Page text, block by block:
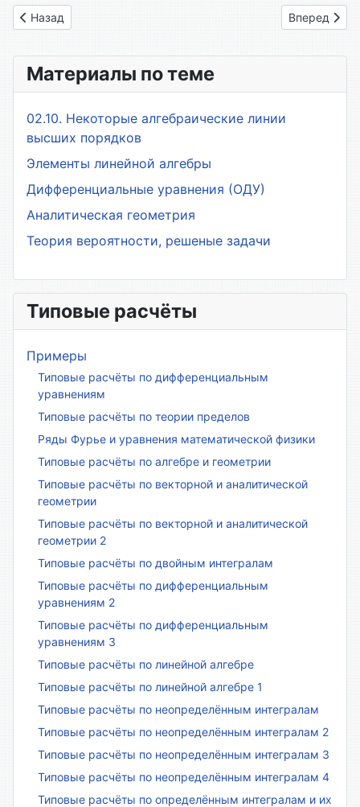
Предыдущий: 4.1 Основные определения
Назад Следующий:
Вперед
Материалы по теме
02.10. Некоторые алгебраические линии
высших порядков
Элементы линейной алгебры
Дифференциальные уравнения (ОДУ)
Аналитическая геометрия
Теория вероятности, решеные задачи
Типовые расчёты
Примеры
Типовые расчёты по дифференциальным
уравнениям
Типовые расчёты по теории пределов
Ряды Фурье и уравнения математической физики
Типовые расчёты по алгебре и геометрии
Типовые расчёты по векторной и аналитической
геометрии
Типовые расчёты по векторной и аналитической
геометрии 2
Типовые расчёты по двойным интегралам
Типовые расчёты по дифференциальным
уравнениям 2
Типовые расчёты по дифференциальным
уравнениям 3
Типовые расчёты по линейной алгебре
Типовые расчёты по линейной алгебре 1
Типовые расчёты по неопределённым интегралам
Типовые расчёты по неопределённым интегралам 2
Типовые расчёты по неопределённым интегралам 3
Типовые расчёты по неопределённым интегралам 4
Типовые расчёты по определённым интегралам и их